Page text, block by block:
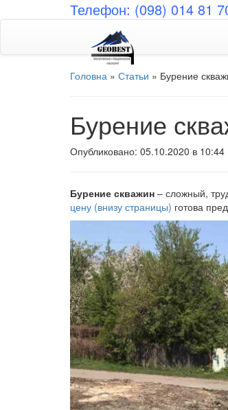
Телефон: (098) 014 81
Головна » Статьи » Бурение
Бурение
Опубликовано: 05.10.2020 в 10:44
Бурение скважин – сложный,
цену (внизу страницы) готова